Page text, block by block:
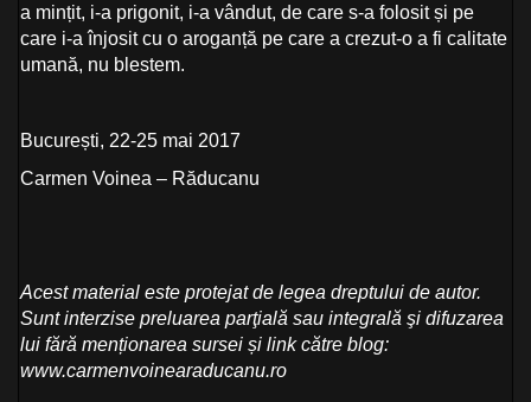
a mințit, i-a prigonit, i-a vândut, de care s-a folosit și pe
care i-a înjosit cu o aroganță pe care a crezut-o a fi calitate
umană, nu blestem.
București, 22-25 mai 2017
Carmen Voinea – Răducanu
Acest material este protejat de legea dreptului de autor.
Sunt interzise preluarea parţială sau integrală şi difuzarea
lui fără menționarea sursei și link către blog:
www.carmenvoinearaducanu.ro